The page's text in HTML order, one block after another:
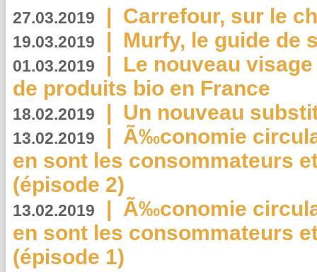
27.03.2019 | Carrefour, sur le
19.03.2019 | Murfy, le guide de
01.03.2019 | Le nouveau
de produits bio en France
18.02.2019 | Un nouveau
13.02.2019 | Ã‰conomie
en sont les consommateurs
(épisode 2)
13.02.2019 | Ã‰conomie
en sont les consommateurs
(épisode 1)